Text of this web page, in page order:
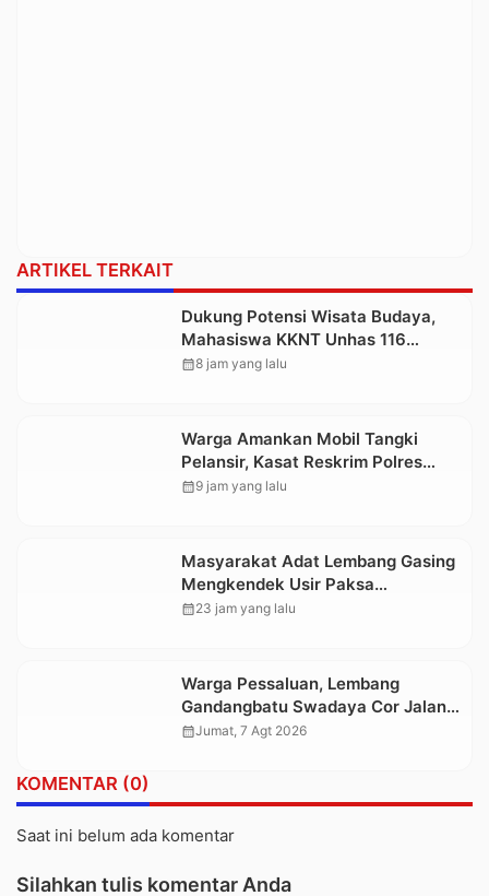
ARTIKEL TERKAIT
Dukung Potensi Wisata Budaya,
Mahasiswa KKNT Unhas 116
Kelurahan Nonongan Utara Pasang
calendar_month8 jam yang lalu
Warga Amankan Mobil Tangki
Pelansir, Kasat Reskrim Polres
Toraja Utara: Proses Hukum
calendar_month9 jam yang lalu
Masyarakat Adat Lembang Gasing
Mengkendek Usir Paksa
Penggarap yang Rusak Kawasan
calendar_month23 jam yang lalu
Warga Pessaluan, Lembang
Gandangbatu Swadaya Cor Jalan
Kabupaten
calendar_monthJumat, 7 Agt 2026
KOMENTAR (0)
Saat ini belum ada komentar
Silahkan tulis komentar Anda